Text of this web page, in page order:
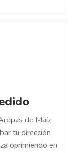
de Maíz
tu dirección,
oprimiendo en